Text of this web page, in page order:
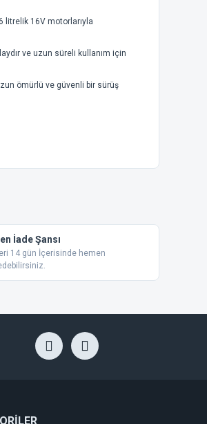
litrelik 16V motorlarıyla
ve uzun süreli kullanım için
ömürlü ve güvenli bir sürüş
İade Şansı
14 gün İçerisinde hemen